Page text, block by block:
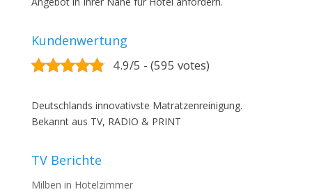
Kundenwertung
4.9/5 - (595 votes)
Deutschlands innovativste Matratzenreinigung.
Bekannt aus TV, RADIO & PRINT
TV Berichte
Milben in Hotelzimmer